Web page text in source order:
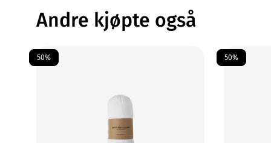
Andre kjøpte også
50% 50%